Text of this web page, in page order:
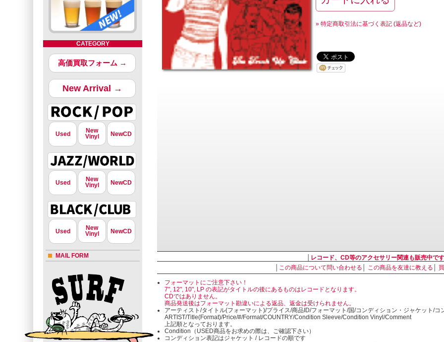
CATEGORY
高価買取フォーム →
New Arrival →
Used
New
Vinyl
NewCD
Used
New
Vinyl
NewCD
Used
New
Vinyl
NewCD
MAIL FORM
» 特定商取引法に基づく表記 (返品など)
レコード、CD等のアクセサリー関連も販売中です
この商品について問い合わせる この商品を友達に教える
フォーマットにご注意下さい！
7", 12", 10", LP の表記がタイトルの後にあるものはレコードとなります。
CDではありません。
商品発送後はフォーマット勘違いによる返品、返金は受けられません。
アーティスト/タイトル(フォーマット)/プライス/商品ID/フォーマット/国/コンディション・ジャケット/コ
ARTIST/Title(Format)/Price/#/Format/COUNTRY/Condition Sleeve/Condition Vinyl/Comment
上記順となっております。
Condition（USED商品をお求めの際は、ご確認下さい）
コンディション表記はジャケット / レコードの順です